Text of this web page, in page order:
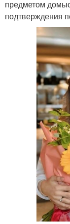
предметом
подтверждения